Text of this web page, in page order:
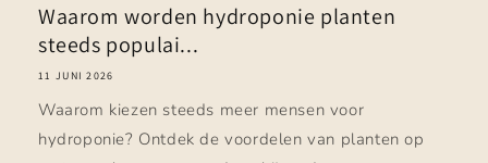
Waarom worden hydroponie planten
steeds populai...
11 JUNI 2026
Waarom kiezen steeds meer mensen voor
hydroponie? Ontdek de voordelen van planten op